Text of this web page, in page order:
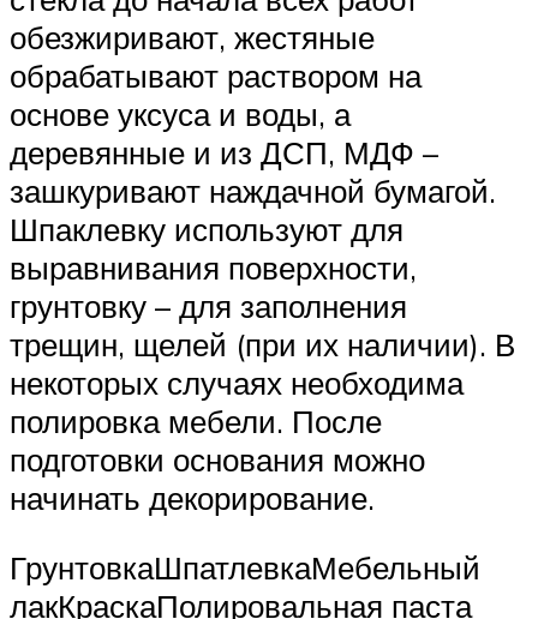
обезжиривают, жестяные
обрабатывают раствором на
основе уксуса и воды, а
деревянные и из ДСП, МДФ –
зашкуривают наждачной бумагой.
Шпаклевку используют для
выравнивания поверхности,
грунтовку – для заполнения
трещин, щелей (при их наличии). В
некоторых случаях необходима
полировка мебели. После
подготовки основания можно
начинать декорирование.
ГрунтовкаШпатлевкаМебельный
лакКраскаПолировальная паста